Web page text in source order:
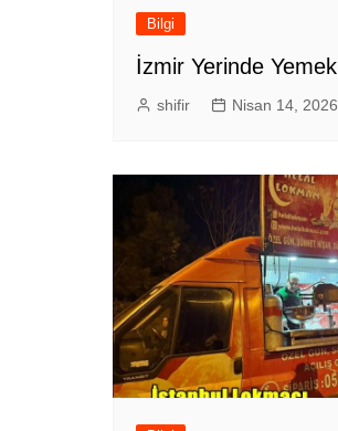
Bilgi
İzmir Yerinde Yemek
shifir Nisan 14, 2026